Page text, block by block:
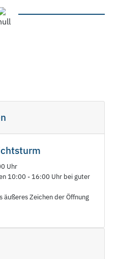
Uhr
10:00 - 16:00 Uhr bei guter
äußeres Zeichen der Öffnung